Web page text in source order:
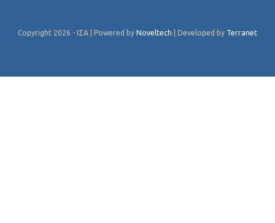
Copyright 2026 - ΙΣΑ | Powered by Noveltech | Developed by Terranet